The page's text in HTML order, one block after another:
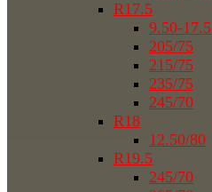
R17.5
9.50-17.5
205/75
215/75
235/75
245/70
R18
12.50/80
R19.5
245/70